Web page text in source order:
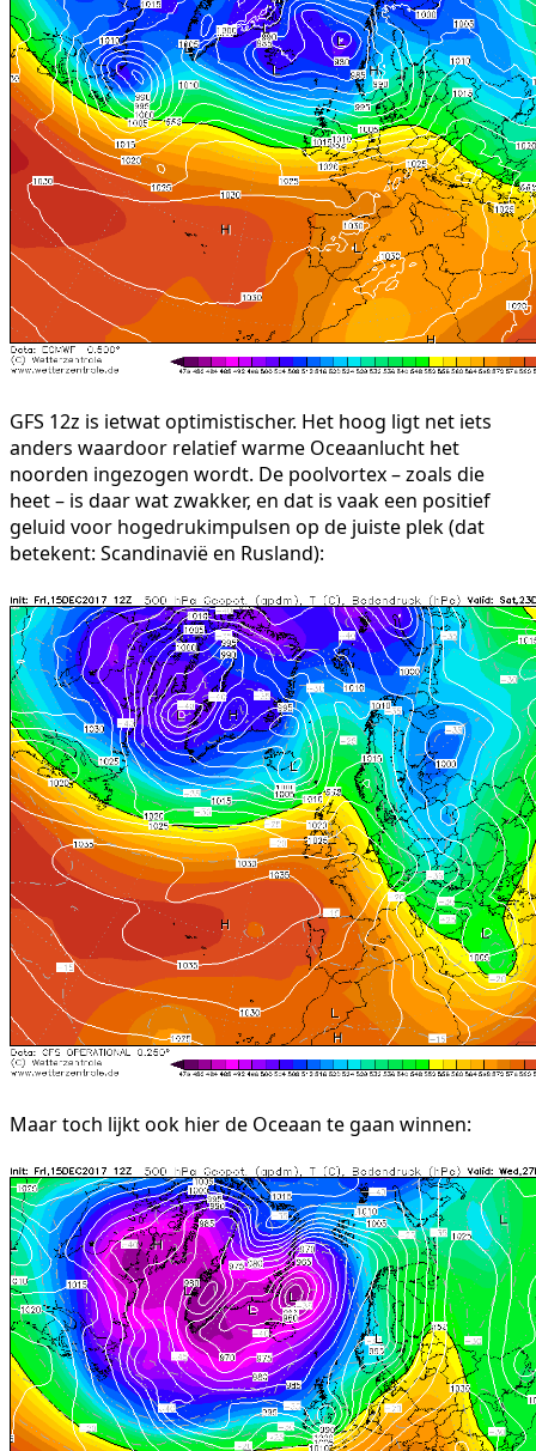
GFS 12z is ietwat optimistischer. Het hoog ligt net iets
anders waardoor relatief warme Oceaanlucht het
noorden ingezogen wordt. De poolvortex – zoals die
heet – is daar wat zwakker, en dat is vaak een positief
geluid voor hogedrukimpulsen op de juiste plek (dat
betekent: Scandinavië en Rusland):
Maar toch lijkt ook hier de Oceaan te gaan winnen: